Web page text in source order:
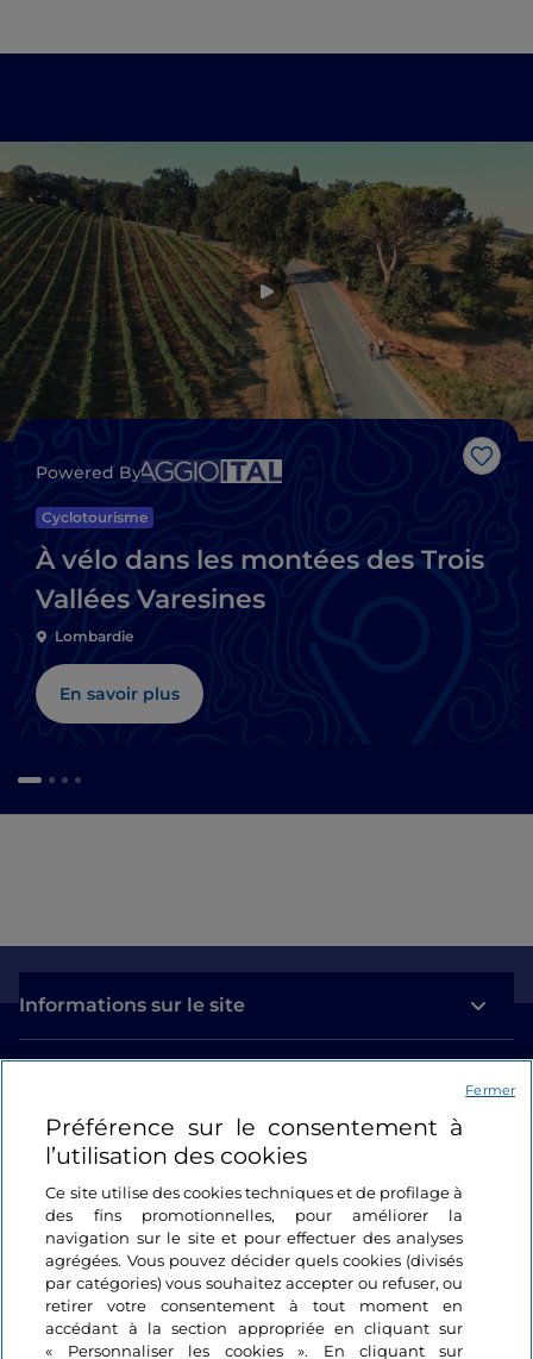
Powered By
Cyclotourisme
À vélo dans les montées des Trois
Vallées Varesines
Lombardie
En savoir plus
Informations sur le site
Se connecter
Suivez-nous
Préférence sur le consentement à
l’utilisation des cookies
Ce site utilise des cookies techniques et de profilage à
des fins promotionnelles, pour améliorer la
navigation sur le site et pour effectuer des analyses
agrégées. Vous pouvez décider quels cookies (divisés
par catégories) vous souhaitez accepter ou refuser, ou
retirer votre consentement à tout moment en
accédant à la section appropriée en cliquant sur
« Personnaliser les cookies ». En cliquant sur
Fermer